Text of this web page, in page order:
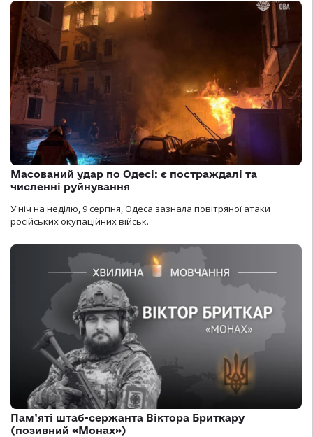
Масований удар по Одесі: є постраждалі та
численні руйнування
У ніч на неділю, 9 серпня, Одеса зазнала повітряної атаки
російських окупаційних військ.
Пам’яті штаб-сержанта Віктора Бриткару
(позивний «Монах»)